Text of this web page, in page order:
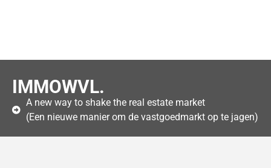
IMMOWVL.
A new way to shake the real estate market
(Een nieuwe manier om de vastgoedmarkt op te jagen)